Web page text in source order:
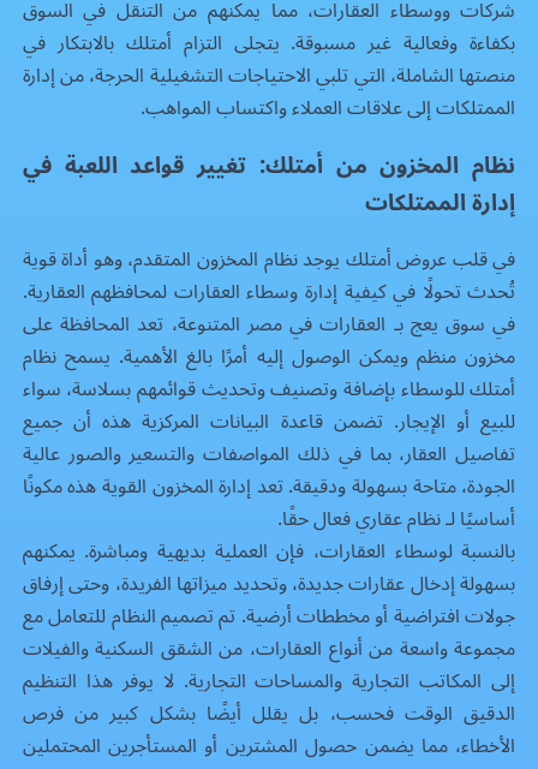
شركات ووسطاء العقارات، مما يمكنهم من التنقل في السوق
بكفاءة وفعالية غير مسبوقة. يتجلى التزام أمتلك بالابتكار في
منصتها الشاملة، التي تلبي الاحتياجات التشغيلية الحرجة، من إدارة
الممتلكات إلى علاقات العملاء واكتساب المواهب.
نظام المخزون من أمتلك: تغيير قواعد اللعبة في
إدارة الممتلكات
في قلب عروض أمتلك يوجد نظام المخزون المتقدم، وهو أداة قوية
تُحدث تحولًا في كيفية إدارة وسطاء العقارات لمحافظهم العقارية.
في سوق يعج بـ العقارات في مصرالمتنوعة، تعد المحافظة على
مخزون منظم ويمكن الوصول إليه أمرًا بالغ الأهمية. يسمح نظام
أمتلك للوسطاء بإضافة وتصنيف وتحديث قوائمهم بسلاسة، سواء
للبيع أو الإيجار. تضمن قاعدة البيانات المركزية هذه أن جميع
تفاصيل العقار، بما في ذلك المواصفات والتسعير والصور عالية
الجودة، متاحة بسهولة ودقيقة. تعد إدارة المخزون القوية هذه مكونًا
أساسيًا لـنظام عقاريفعال حقًا.
بالنسبة لوسطاء العقارات، فإن العملية بديهية ومباشرة. يمكنهم
بسهولة إدخال عقارات جديدة، وتحديد ميزاتها الفريدة، وحتى إرفاق
جولات افتراضية أو مخططات أرضية. تم تصميم النظام للتعامل مع
مجموعة واسعة من أنواع العقارات، من الشقق السكنية والفيلات
إلى المكاتب التجارية والمساحات التجارية. لا يوفر هذا التنظيم
الدقيق الوقت فحسب، بل يقلل أيضًا بشكل كبير من فرص
الأخطاء، مما يضمن حصول المشترين أو المستأجرين المحتملين